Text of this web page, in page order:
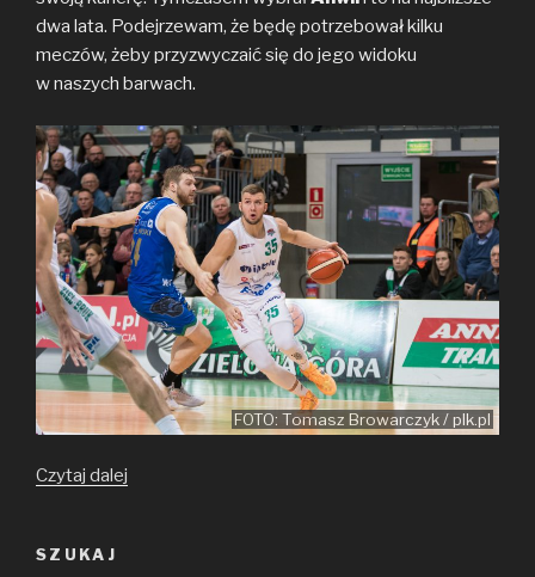
dwa lata. Podejrzewam, że będę potrzebował kilku
meczów, żeby przyzwyczaić się do jego widoku
w naszych barwach.
FOTO: Tomasz Browarczyk / plk.pl
Czytaj dalej
SZUKAJ